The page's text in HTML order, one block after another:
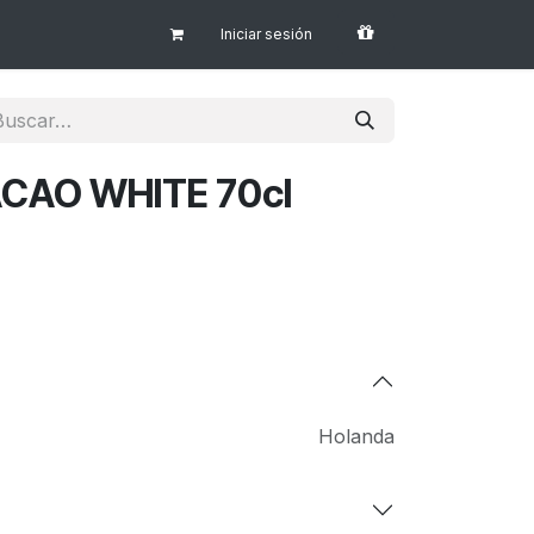
Iniciar sesión
WHITE 70cl
Holanda